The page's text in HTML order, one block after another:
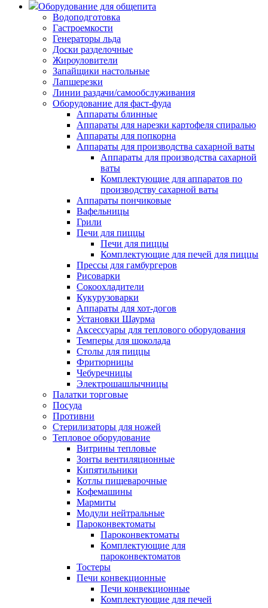
Оборудование для общепита
Водоподготовка
Гастроемкости
Генераторы льда
Доски разделочные
Жироуловители
Запайщики настольные
Лапшерезки
Линии раздачи/самообслуживания
Оборудование для фаст-фуда
Аппараты блинные
Аппараты для нарезки картофеля спиралью
Аппараты для попкорна
Аппараты для производства сахарной ваты
Аппараты для производства сахарной
ваты
Комплектующие для аппаратов по
производству сахарной ваты
Аппараты пончиковые
Вафельницы
Грили
Печи для пиццы
Печи для пиццы
Комплектующие для печей для пиццы
Прессы для гамбургеров
Рисоварки
Сокоохладители
Кукурузоварки
Аппараты для хот-догов
Установки Шаурма
Аксессуары для теплового оборудования
Темперы для шоколада
Столы для пиццы
Фритюрницы
Чебуречницы
Электрошашлычницы
Палатки торговые
Посуда
Противни
Стерилизаторы для ножей
Тепловое оборудование
Витрины тепловые
Зонты вентиляционные
Кипятильники
Котлы пищеварочные
Кофемашины
Мармиты
Модули нейтральные
Пароконвектоматы
Пароконвектоматы
Комплектующие для
пароконвектоматов
Тостеры
Печи конвекционные
Печи конвекционные
Комплектующие для печей